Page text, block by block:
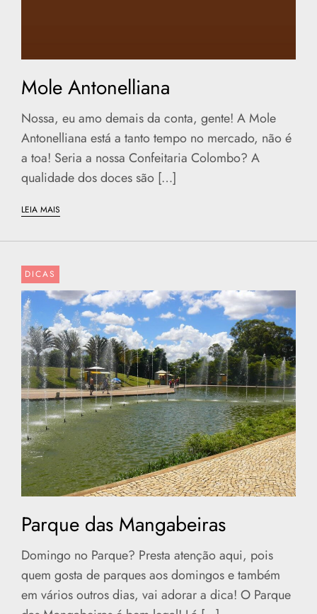
Mole Antonelliana
Nossa, eu amo demais da conta, gente! A Mole
Antonelliana está a tanto tempo no mercado, não é
a toa! Seria a nossa Confeitaria Colombo? A
qualidade dos doces são […]
LEIA MAIS
DICAS
Parque das Mangabeiras
Domingo no Parque? Presta atenção aqui, pois
quem gosta de parques aos domingos e também
em vários outros dias, vai adorar a dica! O Parque